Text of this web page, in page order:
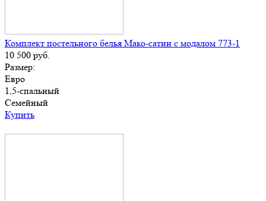
Комплект постельного белья Мако-сатин с модалом 773-1
10 500 руб.
Размер:
Евро
1,5-спальный
Семейный
Купить